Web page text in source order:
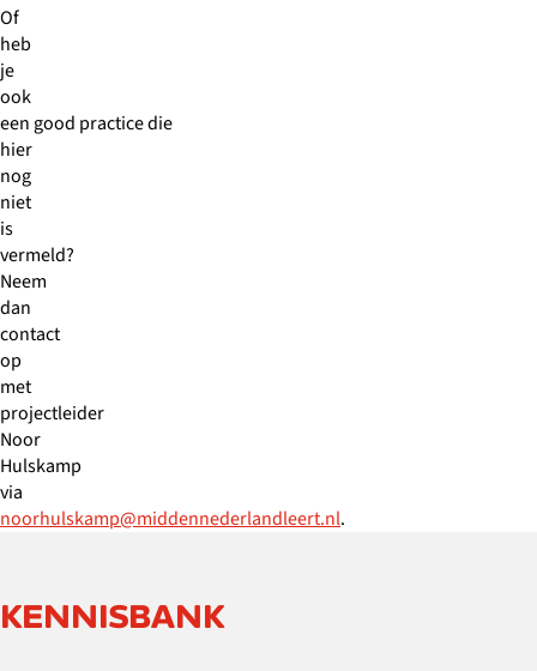
Of
heb
je
ook
een good practice die
hier
nog
niet
is
vermeld?
Neem
dan
contact
op
met
projectleider
Noor
Hulskamp
via
noorhulskamp@middennederlandleert.nl.
KENNISBANK